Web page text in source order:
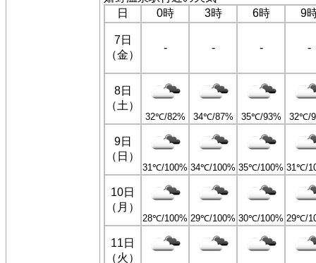
日
0時 3時 6時 9
7日
（金）
- - - -
8日
（土）
32℃/82% 34℃/87% 35℃/93% 32℃/
9日
（日）
31℃/100% 34℃/100% 35℃/100% 31℃/
10日
（月）
28℃/100% 29℃/100% 30℃/100% 29℃/
11日
（火）